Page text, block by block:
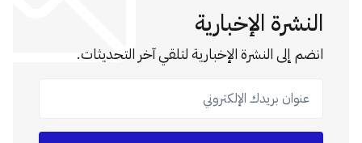
النشرة الإخبارية
انضم إلى النشرة الإخبارية لتلقي آخر التحديثات.
عنوان بريدك الإلكتروني